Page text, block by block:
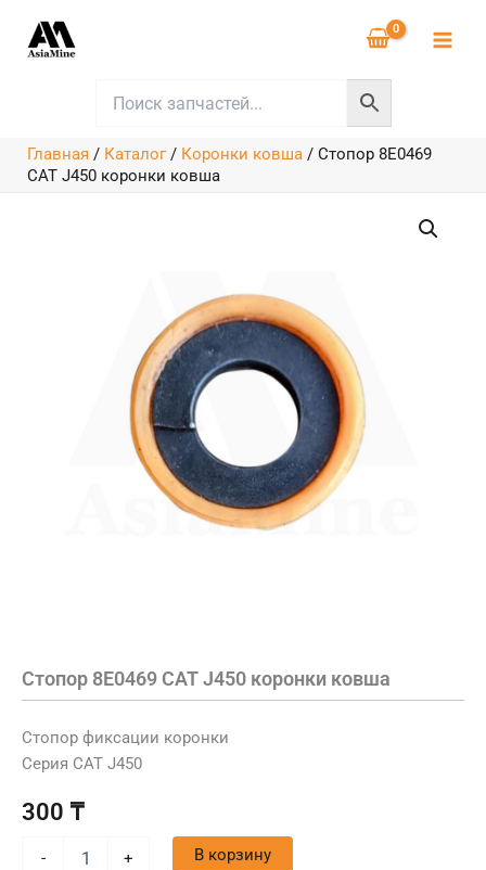
содержимому
Главная / Каталог/ Коронки ковша / Стопор 8E0469
CAT J450 коронки ковша
Стопор 8E0469 CAT J450 коронки ковша
Стопор фиксации коронки
Серия CAT J450
300 ₸
- + В корзину